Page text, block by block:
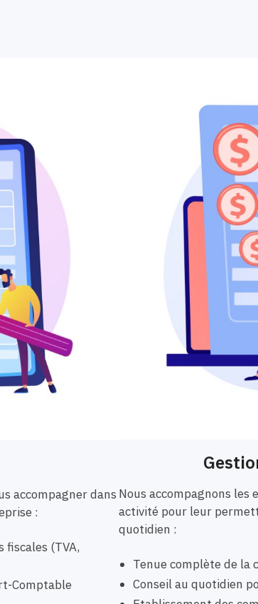
accompagner dans
:
(TVA,
Comptable
Nous accompagnons
activité pour leur
quotidien :
Tenue complète de la
Conseil au quotidien